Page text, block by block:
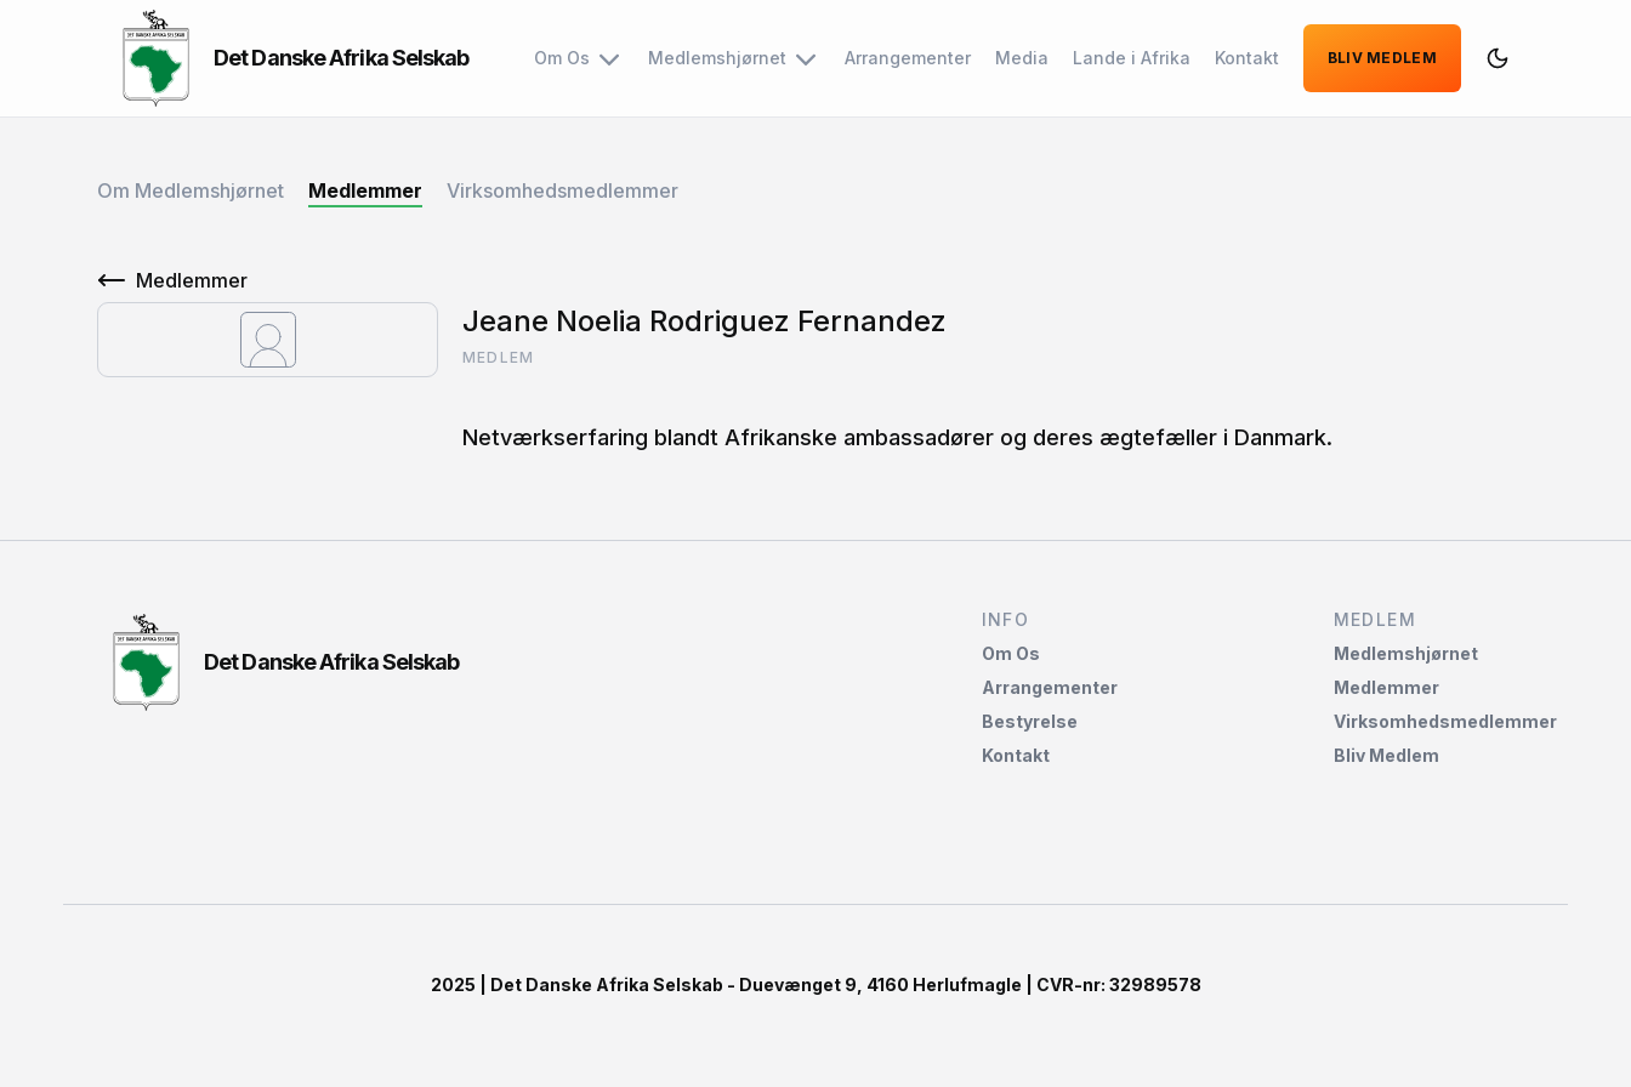
Det Danske Afrika Selskab Om Os Medlemshjørnet Arrangementer Media Lande i Afrika Kontakt BLIV MEDLEM
Om Medlemshjørnet Medlemmer Virksomhedsmedlemmer
Medlemmer
Jeane Noelia Rodriguez Fernandez
MEDLEM
Netværkserfaring blandt Afrikanske ambassadører og deres ægtefæller i Danmark.
Det Danske Afrika Selskab
INFO
Om Os
Arrangementer
Bestyrelse
Kontakt
MEDLEM
Medlemshjørnet‌
Medlemmer
Virksomhedsmedlemmer
Bliv Medlem
2025 | Det Danske Afrika Selskab - Duevænget 9, 4160 Herlufmagle | CVR-nr: 32989578